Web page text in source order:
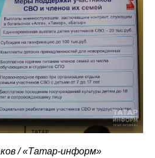
/ «Татар-информ»